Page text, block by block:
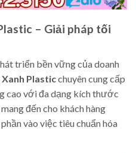
– Giải pháp tối
triển bền vững của doanh
Plasticchuyên cung cấp
cao với đa dạng kích thước
đến cho khách hàng
vào việc tiêu chuẩn hóa